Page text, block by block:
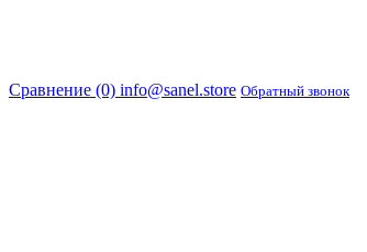
Сравнение (0) info@sanel.store Обратный звонок